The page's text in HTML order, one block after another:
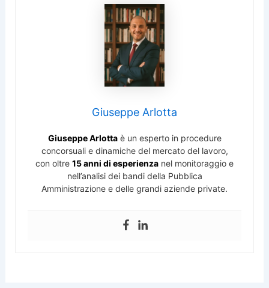
Giuseppe Arlotta
Giuseppe Arlottaè un esperto in procedure
concorsuali e dinamiche del mercato del lavoro,
con oltre 15 anni di esperienza nel monitoraggio e
nell’analisi dei bandi della Pubblica
Amministrazione e delle grandi aziende private.